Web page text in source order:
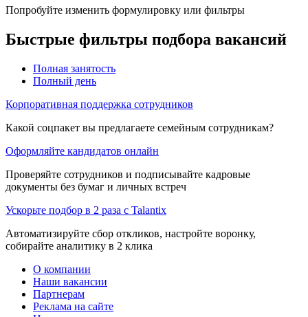
Попробуйте изменить формулировку или фильтры
Быстрые фильтры подбора вакансий
Полная занятость
Полный день
Корпоративная поддержка сотрудников
Какой соцпакет вы предлагаете семейным сотрудникам?
Оформляйте кандидатов онлайн
Проверяйте сотрудников и подписывайте кадровые
документы без бумаг и личных встреч
Ускорьте подбор в 2 раза с Talantix
Автоматизируйте сбор откликов, настройте воронку,
собирайте аналитику в 2 клика
О компании
Наши вакансии
Партнерам
Реклама на сайте